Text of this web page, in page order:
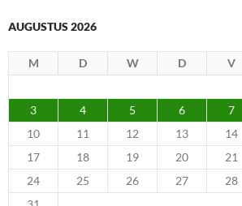
AUGUSTUS 2026
M D W D V
3
4 5 6 7
10
11 12 13 14
17
18 19 20 21
24
25 26 27 28